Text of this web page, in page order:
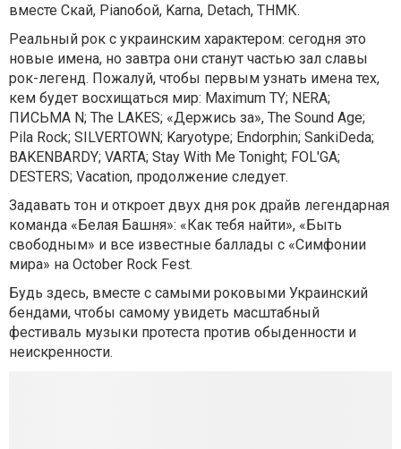
вместе Скай, Pianoбой, Karna, Detach, ТНМК.
Реальный рок с украинским характером: сегодня это
новые имена, но завтра они станут частью зал славы
рок-легенд. Пожалуй, чтобы первым узнать имена тех,
кем будет восхищаться мир: Мaximum TY; NERA;
ПИСЬМА N; The LAKES; «Держись за», The Sound Age;
Pila Rock; SILVERTOWN; Karyotype; Endorphin; SankiDeda;
BAKENBARDY; VARTA; Stay With Me Tonight; FOL'GA;
DESTERS; Vacation, продолжение следует.
Задавать тон и откроет двух дня рок драйв легендарная
команда «Белая Башня»: «Как тебя найти», «Быть ​​
свободным» и все известные баллады с «Симфонии
мира» на October Rock Fest.
Будь здесь, вместе с самыми роковыми Украинский
бендами, чтобы самому увидеть масштабный
фестиваль музыки протеста против обыденности и
неискренности.